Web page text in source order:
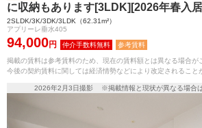
に収納もあります[3LDK][2026年春入
2SLDK/3K/3DK/3LDK（62.31m²）
アプリーレ垂水405
94,000円 参考賃料
掲載の賃料は参考賃料のため、現在の賃料額とは異なる場合が
今後の契約賃料に関しては経済情勢などにより改定されること
2026年2月3日撮影 ※掲載情報と現状が異なる場合は